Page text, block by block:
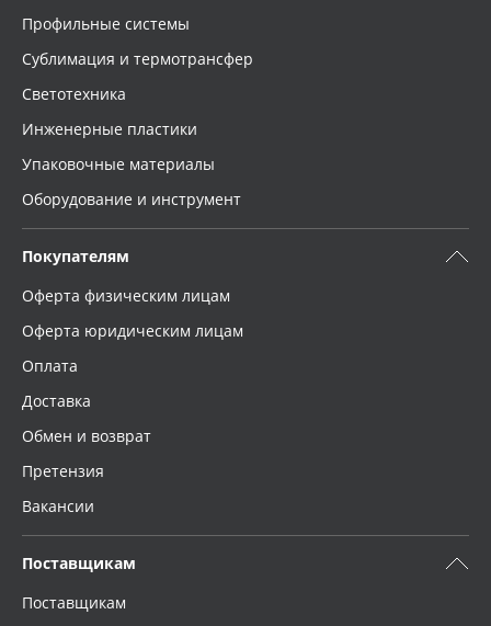
Профильные системы
Сублимация и термотрансфер
Светотехника
Инженерные пластики
Упаковочные материалы
Оборудование и инструмент
Покупателям
Оферта физическим лицам
Оферта юридическим лицам
Оплата
Доставка
Обмен и возврат
Претензия
Вакансии
Поставщикам
Поставщикам